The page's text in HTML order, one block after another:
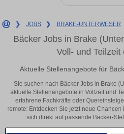
❯ JOBS ❯ BRAKE-UNTERWESER
Bäcker Jobs in Brake
Voll- und Teilzeit
Aktuelle Stellenangebote für
Sie suchen nach Bäcker Jobs in Brake
aktuelle Stellenangebote in Vollzeit und
erfahrene Fachkräfte oder
remote: Entdecken Sie jetzt neue
sich direkt auf passende Bäcker-